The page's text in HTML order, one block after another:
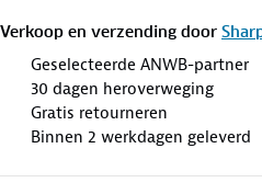
Verkoop en verzending door
Geselecteerde ANWB-partner
30 dagen heroverweging
Gratis retourneren
Binnen 2 werkdagen geleverd